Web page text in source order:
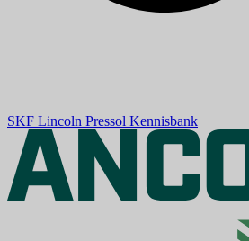
SKF Lincoln Pressol Kennisbank